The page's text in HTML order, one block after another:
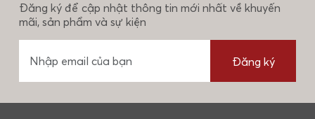
Đăng ký để cập nhật thông tin mới nhất về khuyến
mãi, sản phẩm và sự kiện
Đăng ký